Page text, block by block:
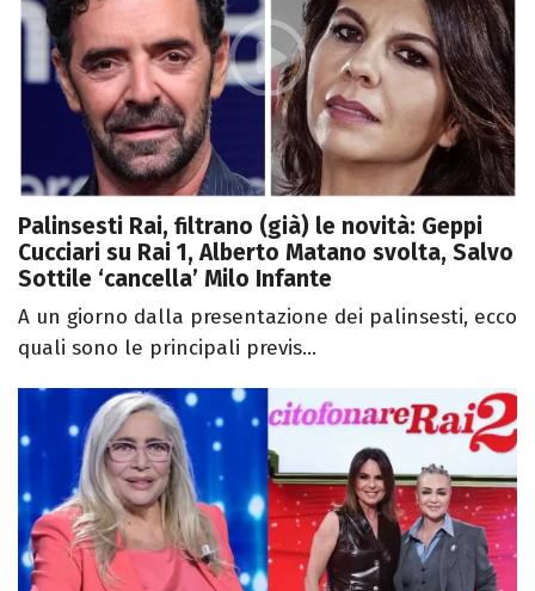
Palinsesti Rai, filtrano (già) le novità: Geppi
Cucciari su Rai 1, Alberto Matano svolta, Salvo
Sottile ‘cancella’ Milo Infante
A un giorno dalla presentazione dei palinsesti, ecco
quali sono le principali previs...